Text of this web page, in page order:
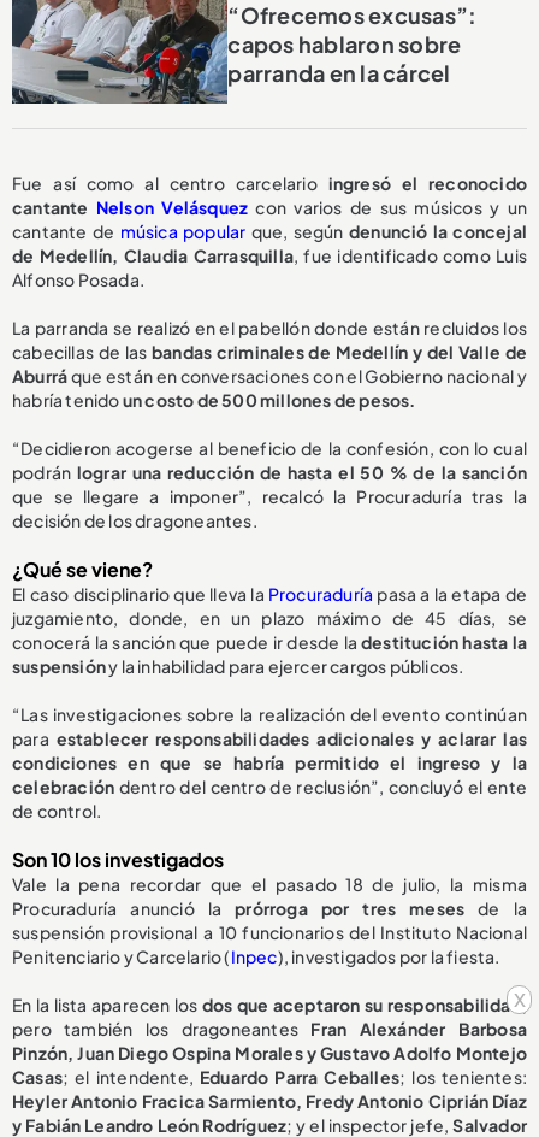
x
“Ofrecemos excusas”:
capos hablaron sobre
parranda en la cárcel
Fue así como al centro carcelario ingresó el reconocido
cantante Nelson Velásquez con varios de sus músicos y un
cantante de música popular que, según denunció la concejal
de Medellín, Claudia Carrasquilla, fue identificado como Luis
Alfonso Posada.
La parranda se realizó en el pabellón donde están recluidos los
cabecillas de las bandas criminales de Medellín y del Valle de
Aburráque están en conversaciones con el Gobierno nacional y
habría tenidoun costo de 500 millones de pesos.
“Decidieron acogerse al beneficio de la confesión, con lo cual
podrán lograr una reducción de hasta el 50 % de la sanción
que se llegare a imponer”, recalcó la Procuraduría tras la
decisión de los dragoneantes.
¿Qué se viene?
El caso disciplinario que lleva la Procuraduría pasa a la etapa de
juzgamiento, donde, en un plazo máximo de 45 días, se
conocerá la sanción que puede ir desde ladestitución hasta la
suspensióny la inhabilidad para ejercer cargos públicos.
“Las investigaciones sobre la realización del evento continúan
para establecer responsabilidades adicionales y aclarar las
condiciones en que se habría permitido el ingreso y la
celebración dentro del centro de reclusión”, concluyó el ente
de control.
Son 10 los investigados
Vale la pena recordar que el pasado 18 de julio, la misma
Procuraduría anunció la prórroga por tres mesesde la
suspensión provisional a 10 funcionarios del Instituto Nacional
Penitenciario y Carcelario (Inpec), investigados por la fiesta.
En la lista aparecen los dos que aceptaron su responsabilidad,
pero también los dragoneantes Fran Alexánder Barbosa
Pinzón, Juan Diego Ospina Morales y Gustavo Adolfo Montejo
Casas; el intendente, Eduardo Parra Ceballes; los tenientes:
Heyler Antonio Fracica Sarmiento, Fredy Antonio Ciprián Díaz
y Fabián Leandro León Rodríguez; y el inspector jefe,Salvador